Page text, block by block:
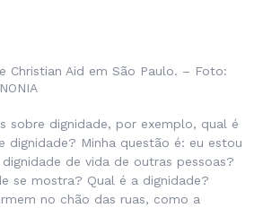
Christian Aid em São Paulo. – Foto:
sobre dignidade, por exemplo, qual é
dignidade? Minha questão é: eu estou
de vida de outras pessoas?
se mostra? Qual é a dignidade?
no chão das ruas, como a